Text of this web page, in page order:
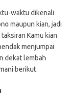
waktu dikenali
maupun kian, jadi
Kamu kian
menjumpai
dekat lembah
berikut.